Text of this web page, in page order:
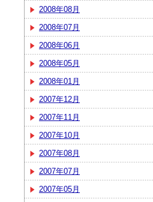
2008年08月
2008年07月
2008年06月
2008年05月
2008年01月
2007年12月
2007年11月
2007年10月
2007年08月
2007年07月
2007年05月